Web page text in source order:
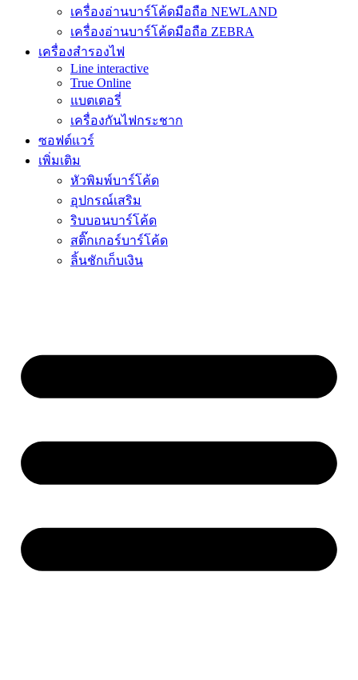
เครื่องอ่านบาร์โค้ดมือถือ NEWLAND
เครื่องอ่านบาร์โค้ดมือถือ ZEBRA
เครื่องสำรองไฟ
Line interactive
True Online
แบตเตอรี่
เครื่องกันไฟกระชาก
ซอฟต์แวร์
เพิ่มเติม
หัวพิมพ์บาร์โค้ด
อุปกรณ์เสริม
ริบบอนบาร์โค้ด
สติ๊กเกอร์บาร์โค้ด
ลิ้นชักเก็บเงิน